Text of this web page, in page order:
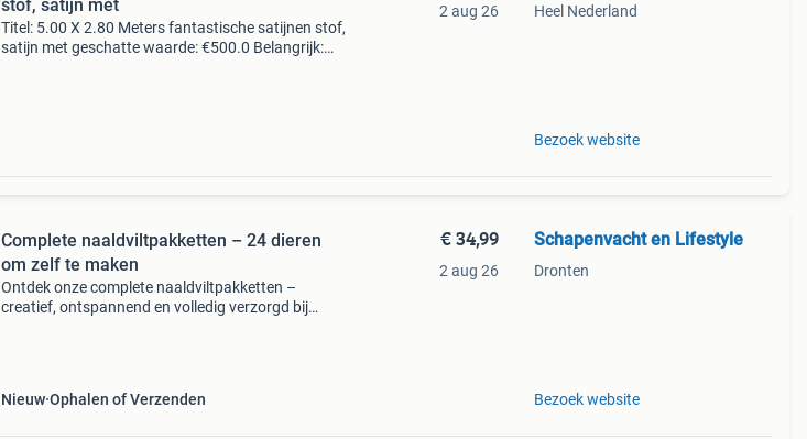
stof, satijn met
Titel: 5.00 X 2.80 Meters fantastische satijnen stof,
satijn met geschatte waarde: €500.0 Belangrijk:
2 aug 26 Heel Nederland
Bezoek website
Complete naaldviltpakketten – 24 dieren
om zelf te maken
Ontdek onze complete naaldviltpakketten –
creatief, ontspannend en volledig verzorgd bij
Nieuw Ophalen of Verzenden
€ 34,99
2 aug 26
Schapenvacht en Lifestyle
Dronten
Bezoek website